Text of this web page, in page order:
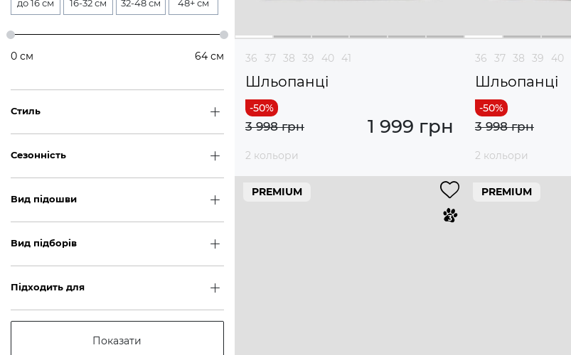
до 16 см 16-32 см 32-48 см 48+ см
0 см 64 см
Стиль
Сезонність
Вид підошви
Вид підборів
Підходить для
Показати
36 37 38 39 40 41
Шльопанці
1 999 грн
3 998 грн
2 кольори
36 37 38 39 40
Шльопанці
3 998 грн
2 кольори
PREMIUM PREMIUM